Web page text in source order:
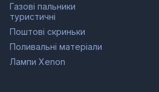
Газові пальники
туристичні
Поштові скриньки
Поливальні матеріали
Лампи Xenon